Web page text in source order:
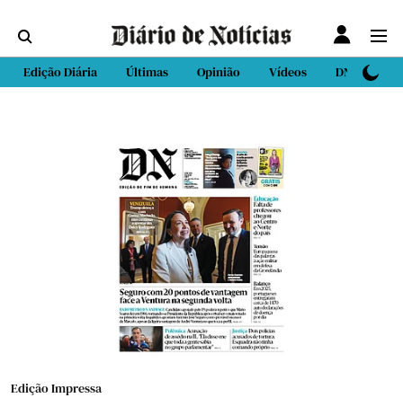
Edição Diária Últimas Opinião Vídeos DN Sport
Edição Impressa